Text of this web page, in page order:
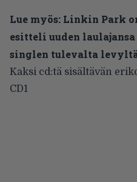
Lue myös: Linkin Park
esitteli uuden
singlen tulevalta
Kaksi cd:tä sisältävän
CD1